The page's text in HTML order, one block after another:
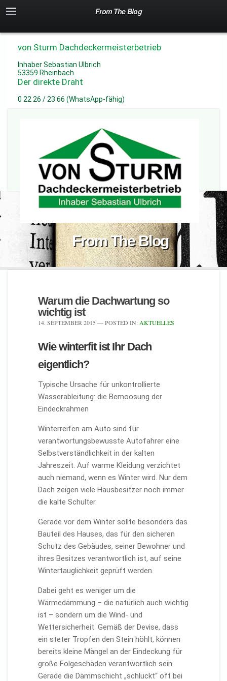
From The Blog
von Sturm Dachdeckermeisterbetrieb
Inhaber Sebastian Ulbrich
53359 Rheinbach
Der direkte Draht
0 22 26 / 23 66 (WhatsApp-fähig)
From The Blog
Warum die Dachwartung so
wichtig ist
14. SEPTEMBER 2015 — POSTED IN: AKTUELLES
Wie winterfit ist Ihr Dach
eigentlich?
Typische Ursache für unkontrollierte
Wasserableitung: die Bemoosung der
Eindeckrahmen
Winterreifen am Auto sind für
verantwortungsbewusste Autofahrer eine
Selbstverständlichkeit in der kalten
Jahreszeit. Auf warme Kleidung verzichtet
auch niemand, wenn es Winter wird. Nur dem
Dach zeigen viele Hausbesitzer noch immer
die kalte Schulter.
Gerade vor dem Winter sollte besonders das
Bauteil des Hauses, das für den sicheren
Schutz des Gebäudes, seiner Bewohner und
ihres Besitzes verantwortlich ist, auf seine
Wintertauglichkeit geprüft werden.
Dabei geht es weniger um die
Wärmedämmung – die natürlich auch wichtig
ist – sondern um die Wind- und
Wettersicherheit. Gemäß der Devise, dass
ein steter Tropfen den Stein höhlt, können
bereits kleine Mängel an der Eindeckung für
große Folgeschäden verantwortlich sein.
Gerade die Dämmschicht „schluckt“ oft bei